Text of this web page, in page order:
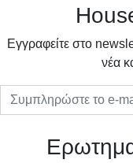
Eγγραφείτε στο
νέα